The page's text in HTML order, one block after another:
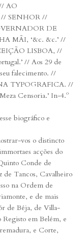
AO
// SENHOR //
DE
MÃI, ‘&c. &c.’ //
LISBOA, //
// Aos 29 de
falecimento. //
TYPOGRAFICA. //
Censoria.’ In-4.º
biográfico e
vos o distincto
acções do
Conde de
de Tancos, Cavalheiro
na Ordem de
e de mais
de Béja, de Villa-
em Belém, e
e Corte,